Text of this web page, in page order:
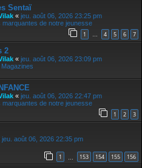
Sentaï
« jeu. août 06, 2026 23:25 pm
marquantes de notre jeunesse
1 … 4 5 6 7
2
« jeu. août 06, 2026 23:09 pm
« jeu. août 06, 2026 22:47 pm
de notre jeunesse
1 2 3
jeu. août 06, 2026 22:35 pm
1 153 154 155 156